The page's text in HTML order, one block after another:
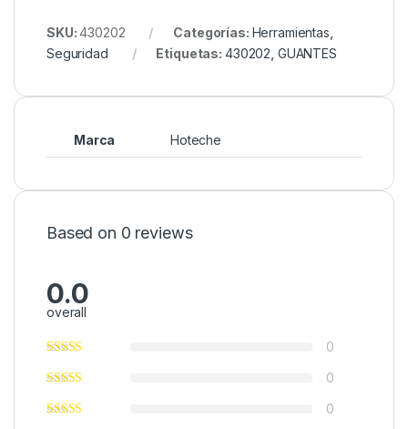
SKU:430202 Categorías: Herramientas
Seguridad
Etiquetas: 430202 GUANTES
Marca Hoteche
Based on 0 reviews
0.0
overall
0
0
0